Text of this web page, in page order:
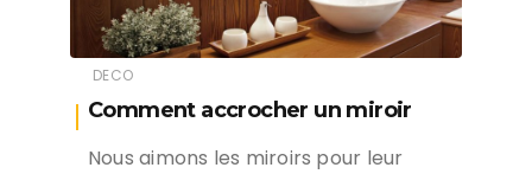
DECO
Comment accrocher un miroir
Nous aimons les miroirs pour leur